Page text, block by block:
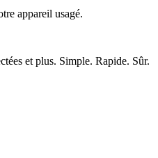
appareil usagé.
et plus. Simple. Rapide. Sûr.